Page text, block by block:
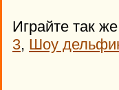
Играйте так же
3, Шоу